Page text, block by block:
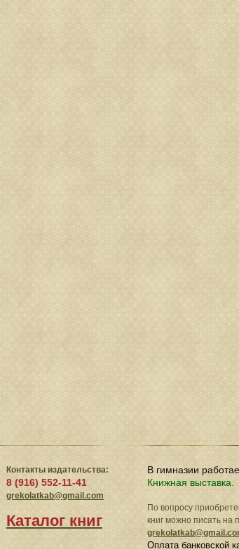
Контакты издательства:
8 (916) 552-11-41
grekolatkab@gmail.com
Каталог книг
В гимназии
Книжная выставка.
По вопросу
книг можно писать на
Оплата банковской